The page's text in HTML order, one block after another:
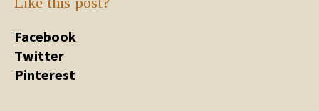
Facebook
Twitter
Pinterest